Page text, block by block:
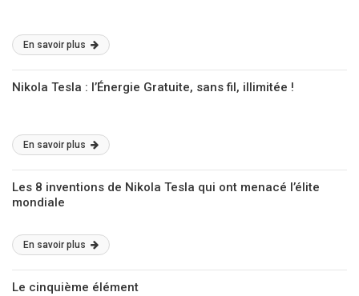
En savoir plus
Nikola Tesla : l’Énergie Gratuite, sans fil, illimitée !
En savoir plus
Les 8 inventions de Nikola Tesla qui ont menacé l’élite
mondiale
En savoir plus
Le cinquième élément